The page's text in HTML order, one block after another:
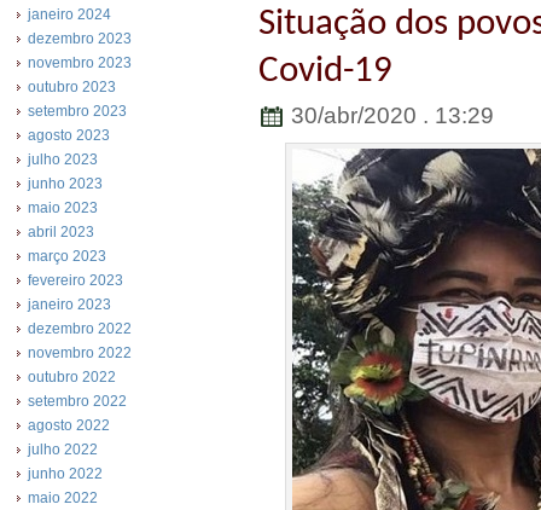
janeiro 2024
dezembro 2023
novembro 2023
outubro 2023
setembro 2023
agosto 2023
julho 2023
junho 2023
maio 2023
abril 2023
março 2023
fevereiro 2023
janeiro 2023
dezembro 2022
novembro 2022
outubro 2022
setembro 2022
agosto 2022
julho 2022
junho 2022
maio 2022
Situação dos
Covid-19
30/abr/2020 . 13:29